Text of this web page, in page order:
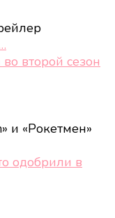
…
второй сезон
и «Рокетмен»
одобрили в